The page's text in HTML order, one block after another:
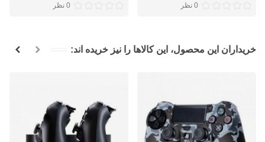
0 نظر 0 نظر
خریداران این محصول، این کالاها را نیز خریده اند: